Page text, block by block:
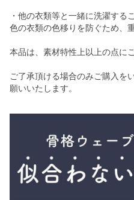
・他の衣類等と一緒に洗濯する
色の衣類の色移りを防ぐため、
本品は、素材特性上以上の点に
ご了承頂ける場合のみご購入を
願いいたします。